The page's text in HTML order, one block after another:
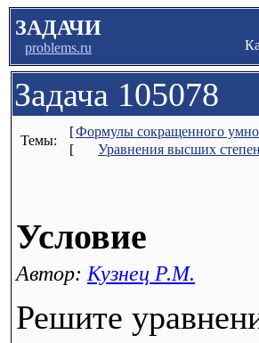
ЗАДАЧИ
problems.ru
Задача 105078
Темы:
[Формулы сокращенного
[
Уравнения высших
Условие
Автор: Кузнец Р.М.
Решите